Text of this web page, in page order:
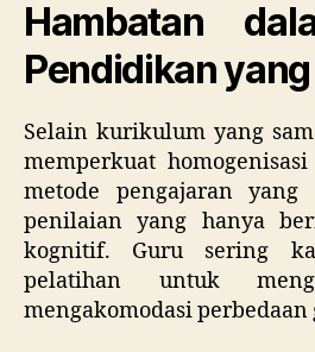
Hambatan
Pendidikan
Selain kurikulum yang
memperkuat
metode pengajaran yang
penilaian yang hanya
kognitif. Guru sering
pelatihan untuk
mengakomodasi perbedaan